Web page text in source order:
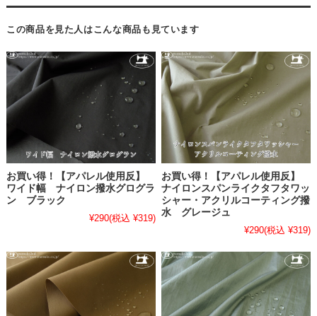
この商品を見た人はこんな商品も見ています
お買い得！【アパレル使用反】
ワイド幅 ナイロン撥水グログラ
ン ブラック
¥290(税込 ¥319)
お買い得！【アパレル使用反】
ナイロンスパンライクタフタワッ
シャー・アクリルコーティング撥
水 グレージュ
¥290(税込 ¥319)